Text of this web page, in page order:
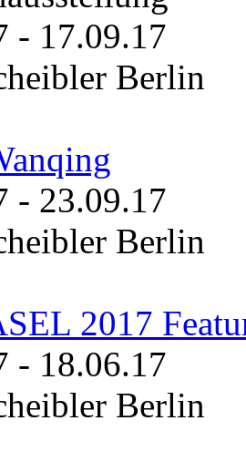
- 17.09.17
Berlin
- 23.09.17
Berlin
2017
- 18.06.17
Berlin